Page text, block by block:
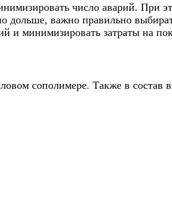
число аварий. При
дольше, важно правильно
и минимизировать затраты на
сополимере. Также в